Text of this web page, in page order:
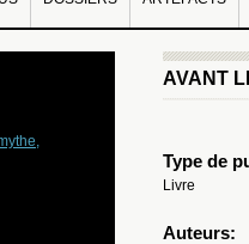
AVANT
Type de
Livre
Auteurs: